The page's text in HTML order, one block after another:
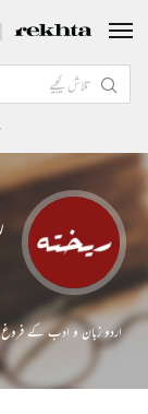
اردو زبان و ادب کے فروغ